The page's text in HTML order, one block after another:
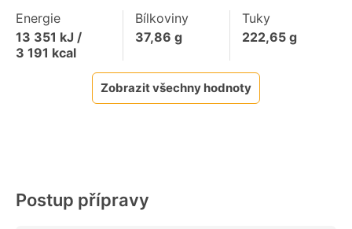
Energie
13 351 kJ /
3 191 kcal
Bílkoviny
37,86 g
Tuky
222,65g
Zobrazit všechny hodnoty
Postup přípravy